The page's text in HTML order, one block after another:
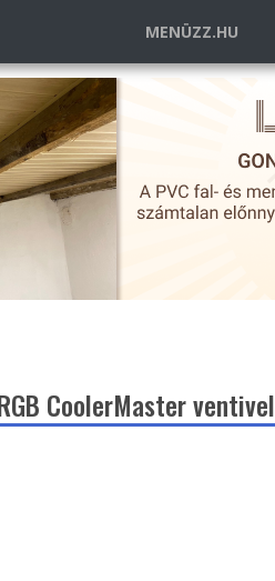
MENÜZZ.HU
CoolerMaster ventivel